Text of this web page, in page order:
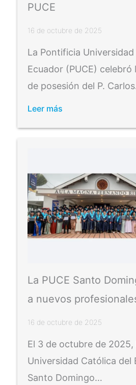
PUCE
16 de octubre de 2025
La Pontificia
Ecuador (PUCE) celebró
de posesión del P.
Leer más
La PUCE Santo
a nuevos
16 de octubre de 2025
El 3 de octubre de
Universidad Católica del
Santo Domingo…